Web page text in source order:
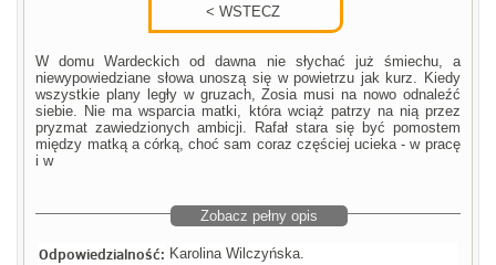
W domu Wardeckich od dawna nie słychać już śmiechu, a
niewypowiedziane słowa unoszą się w powietrzu jak kurz. Kiedy
wszystkie plany legły w gruzach, Zosia musi na nowo odnaleźć
siebie. Nie ma wsparcia matki, która wciąż patrzy na nią przez
pryzmat zawiedzionych ambicji. Rafał stara się być pomostem
między matką a córką, choć sam coraz częściej ucieka - w pracę
i w
Zobacz pełny opis
Odpowiedzialność: Karolina Wilczyńska.